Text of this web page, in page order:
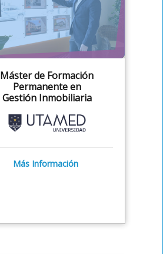
Máster de Formación
Permanente en
Gestión Inmobiliaria
Más Información